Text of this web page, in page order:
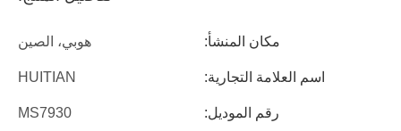
مكان المنشأ: هوبي، الصين
اسم العلامة التجارية: HUITIAN
رقم الموديل: MS7930